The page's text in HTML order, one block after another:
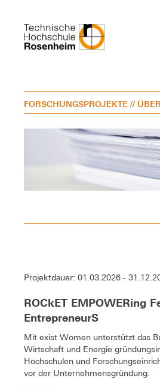
FORSCHUNGSPROJEKTE //
Projektdauer: 01.03.2026 -
ROCkET EMPOWERing
EntrepreneurS
Mit exist Women unterstützt das
Wirtschaft und Energie
Hochschulen und
vor der Unternehmensgründung.